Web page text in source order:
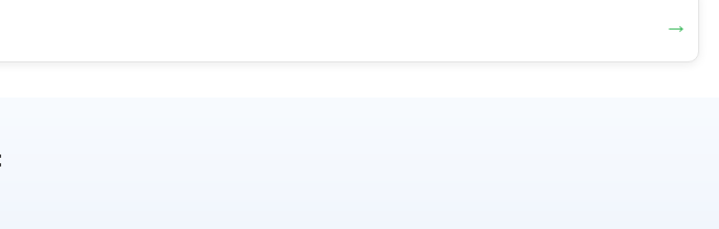
→